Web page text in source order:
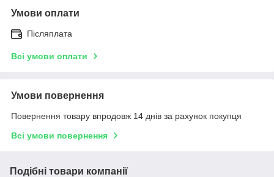
Умови оплати
Післяплата
Всі умови оплати
Умови повернення
Повернення товару впродовж 14 днів за рахунок покупця
Всі умови повернення
Подібні товари компанії